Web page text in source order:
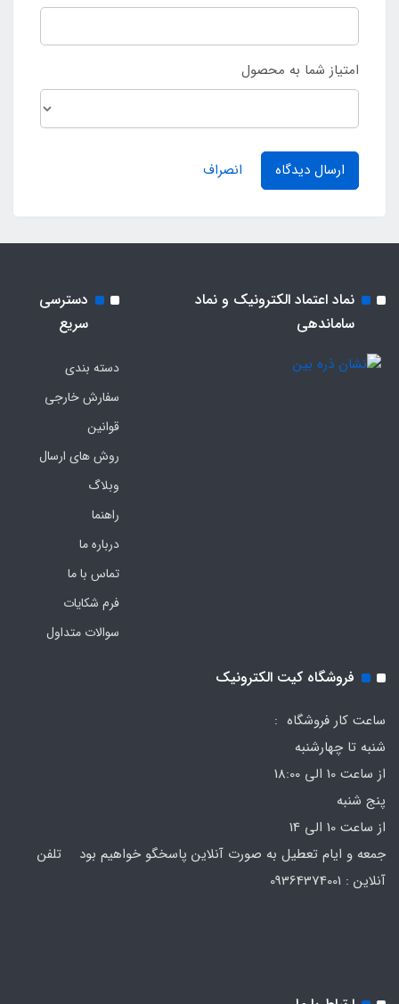
امتیاز شما به محصول
ارسال دیدگاه انصراف
نماد اعتماد الکترونیک و نماد
ساماندهی
دسترسی
سریع
دسته بندی
سفارش خارجی
قوانین
روش های ارسال
وبلاگ
راهنما
درباره ما
تماس با ما
فرم‌ شکایات
سوالات متداول
فروشگاه کیت الکترونیک
ساعت کار فروشگاه :
شنبه تا چهارشنبه
از ساعت 10 الی 18:00
پنج شنبه
از ساعت 10 الی 14
جمعه و ایام تعطیل به صورت آنلاین پاسخگو خواهیم بود تلفن